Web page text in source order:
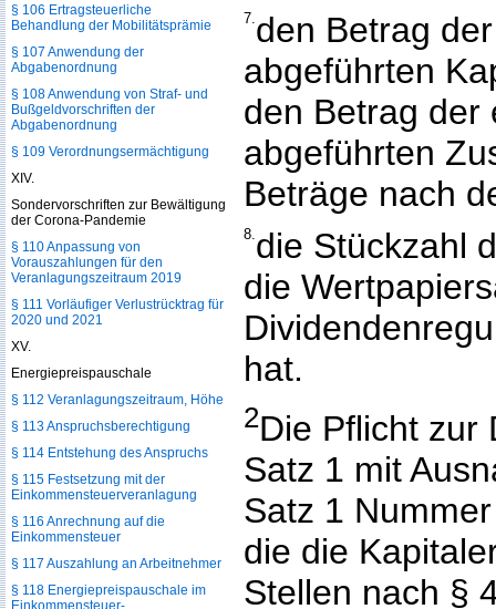
7.den Betrag
abgeführten
den Betrag der
abgeführten
Beträge nach
8.die Stückzahl
die
hat.
2Die Pflicht zur
Satz 1 mit
Satz 1
die die
Stellen nach §
§ 106 Ertragsteuerliche
Behandlung der Mobilitätsprämie
§ 107 Anwendung der
Abgabenordnung
§ 108 Anwendung von Straf- und
Bußgeldvorschriften der
Abgabenordnung
§ 109 Verordnungsermächtigung
XIV.
Sondervorschriften zur Bewältigung
der Corona-Pandemie
§ 110 Anpassung von
Vorauszahlungen für den
Veranlagungszeitraum 2019
§ 111 Vorläufiger Verlustrücktrag für
2020 und 2021
XV.
Energiepreispauschale
§ 112 Veranlagungszeitraum, Höhe
§ 113 Anspruchsberechtigung
§ 114 Entstehung des Anspruchs
§ 115 Festsetzung mit der
Einkommensteuerveranlagung
§ 116 Anrechnung auf die
Einkommensteuer
§ 117 Auszahlung an Arbeitnehmer
§ 118 Energiepreispauschale im
Einkommensteuer-